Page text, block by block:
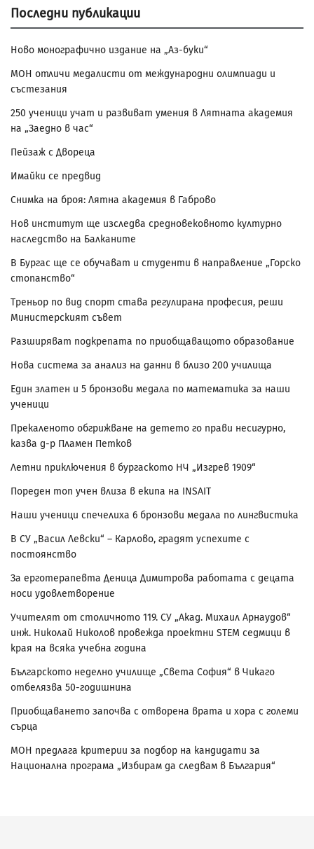
Последни публикации
Ново монографично издание на „Аз-буки“
МОН отличи медалисти от международни олимпиади и
състезания
250 ученици учат и развиват умения в Лятната академия
на „Заедно в час“
Пейзаж с Двореца
Имайки се предвид
Снимка на броя: Лятна академия в Габрово
Нов институт ще изследва средновековното културно
наследство на Балканите
В Бургас ще се обучават и студенти в направление „Горско
стопанство“
Треньор по вид спорт става регулирана професия, реши
Министерският съвет
Разширяват подкрепата по приобщаващото образование
Нова система за анализ на данни в близо 200 училища
Един златен и 5 бронзови медала по математика за наши
ученици
Прекаленото обгрижване на детето го прави несигурно,
казва д-р Пламен Петков
Летни приключения в бургаското НЧ „Изгрев 1909“
Пореден топ учен влиза в екипа на INSAIT
Наши ученици спечелиха 6 бронзови медала по лингвистика
В СУ „Васил Левски“ – Карлово, градят успехите с
постоянство
За ерготерапевта Деница Димитрова работата с децата
носи удовлетворение
Учителят от столичното 119. СУ „Акад. Михаил Арнаудов“
инж. Николай Николов провежда проектни STEM седмици в
края на всяка учебна година
Българското неделно училище „Света София“ в Чикаго
отбелязва 50-годишнина
Приобщаването започва с отворена врата и хора с големи
сърца
МОН предлага критерии за подбор на кандидати за
Национална програма „Избирам да следвам в България“